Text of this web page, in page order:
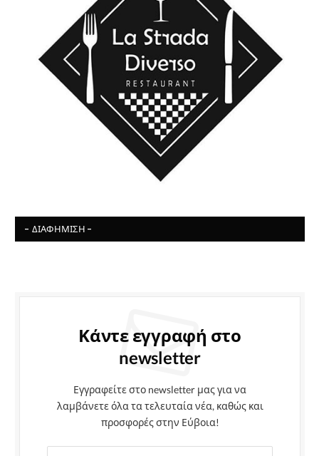
- ΔΙΑΦΉΜΙΣΗ -
Κάντε εγγραφή στο
newsletter
Εγγραφείτε στο newsletter μας για να
λαμβάνετε όλα τα τελευταία νέα, καθώς και
προσφορές στην Εύβοια!